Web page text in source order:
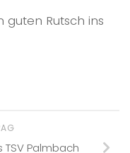
Rutsch ins
Palmbach